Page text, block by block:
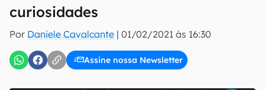
curiosidades
Por Daniele Cavalcante | 01/02/2021 às 16:30
Assine nossa Newsletter
inscreva-se
Uso e Política de Privacidade do Canaltech.